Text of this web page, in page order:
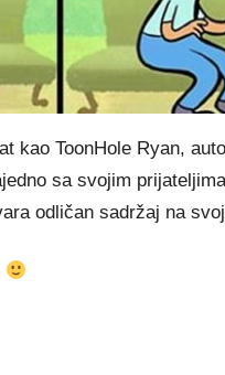
kao ToonHole Ryan,
sa svojim
odličan sadržaj na